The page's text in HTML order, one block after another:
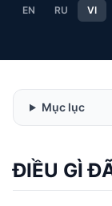
EN RU VI
Mục lục
ĐIỀU GÌ